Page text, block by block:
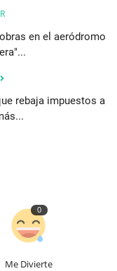
en el aeródromo
rebaja impuestos a
0
Me Divierte